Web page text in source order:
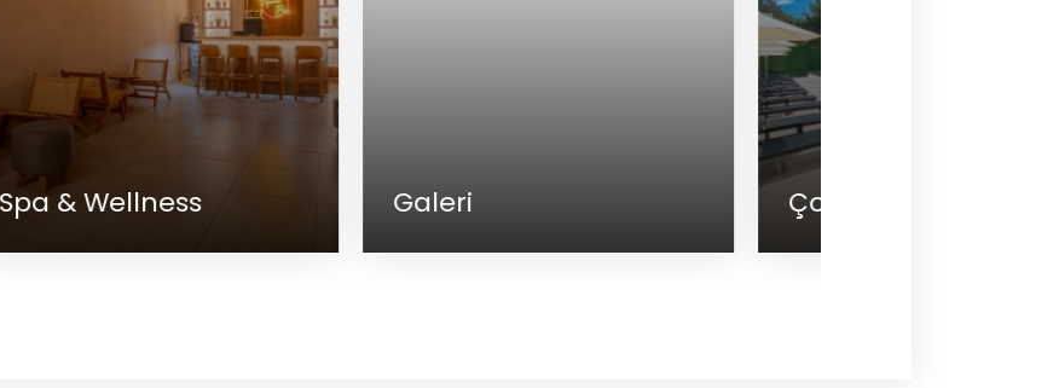
Galeri